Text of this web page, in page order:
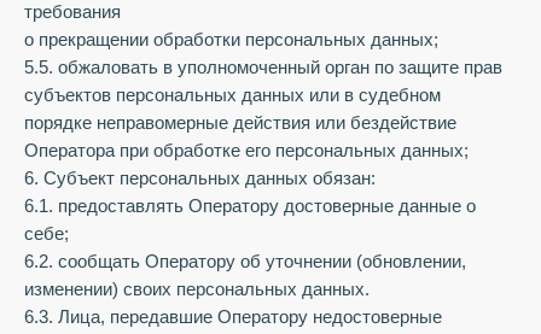
требования
о прекращении обработки персональных данных;
5.5. обжаловать в уполномоченный орган по защите прав
субъектов персональных данных или в судебном
порядке неправомерные действия или бездействие
Оператора при обработке его персональных данных;
6. Субъект персональных данных обязан:
6.1. предоставлять Оператору достоверные данные о
себе;
6.2. сообщать Оператору об уточнении (обновлении,
изменении) своих персональных данных.
6.3. Лица, передавшие Оператору недостоверные